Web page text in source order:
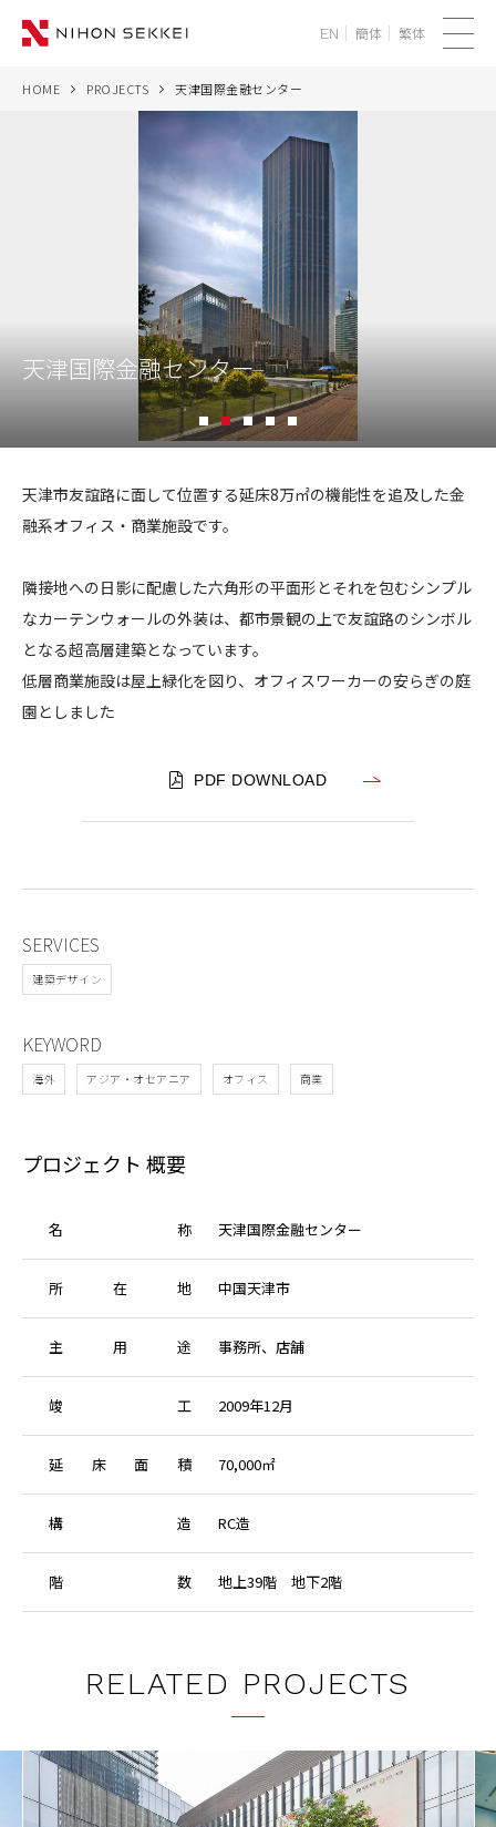
CORPORATE
RECRUIT
CONTACT
コンプライアンスポリシー
EN 簡体 繁体
HOME PROJECTS 天津国際金融センター
天津国際金融センター
1 2 3 4 5
天津市友誼路に面して位置する延床8万㎡の機能性を追及した金
融系オフィス・商業施設です。
隣接地への日影に配慮した六角形の平面形とそれを包むシンプル
なカーテンウォールの外装は、都市景観の上で友誼路のシンボル
となる超高層建築となっています。
低層商業施設は屋上緑化を図り、オフィスワーカーの安らぎの庭
園としました
PDF DOWNLOAD
SERVICES
建築デザイン
KEYWORD
海外 アジア・オセアニア オフィス 商業
プロジェクト 概要
名 称 天津国際金融センター
所 在 地 中国天津市
主 用 途 事務所、店舗
竣 工 2009年12月
延 床 面 積 70,000㎡
構 造 RC造
階 数 地上39階 地下2階
RELATED PROJECTS